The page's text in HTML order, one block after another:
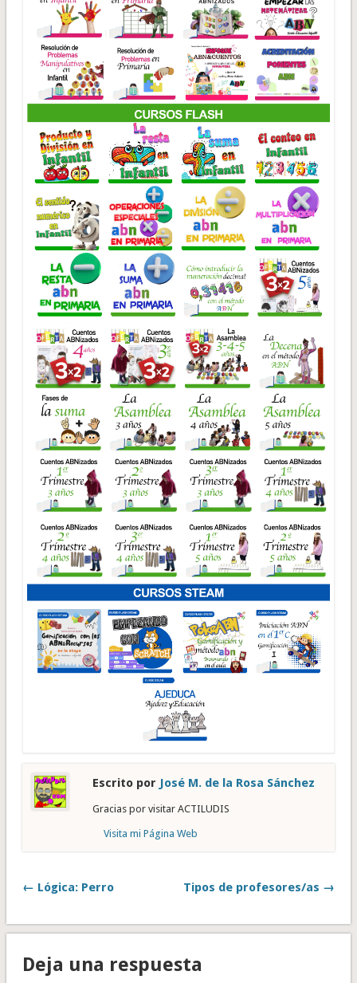
Escrito por José M. de la Rosa Sánchez
Gracias por visitar ACTILUDIS
Visita mi Página Web
← Lógica: Perro Tipos de profesores/as →
Deja una respuesta